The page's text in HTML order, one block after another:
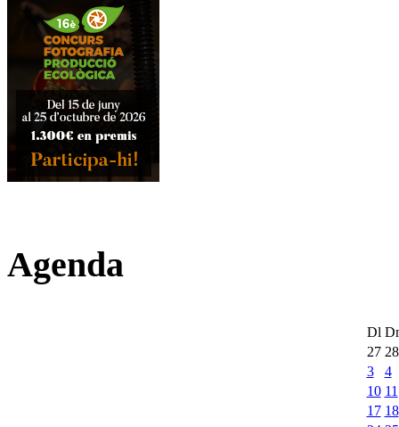
Agenda
Dl
27 28
3
4
10 11
17 18